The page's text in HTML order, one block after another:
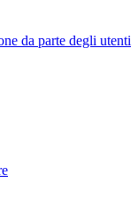
da parte degli utenti